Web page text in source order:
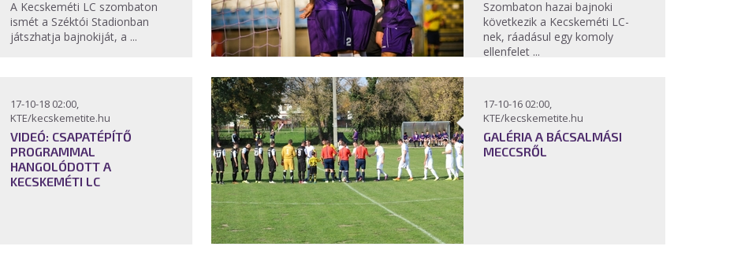
A Kecskeméti LC szombaton
ismét a Széktói Stadionban
játszhatja bajnokiját, a ...
Szombaton hazai bajnoki
következik a Kecskeméti LC-
nek, ráadásul egy komoly
ellenfelet ...
17-10-18 02:00,
KTE/kecskemetite.hu
VIDEÓ: CSAPATÉPÍTŐ
PROGRAMMAL
HANGOLÓDOTT A
KECSKEMÉTI LC
17-10-16 02:00,
KTE/kecskemetite.hu
GALÉRIA A BÁCSALMÁSI
MECCSRŐL